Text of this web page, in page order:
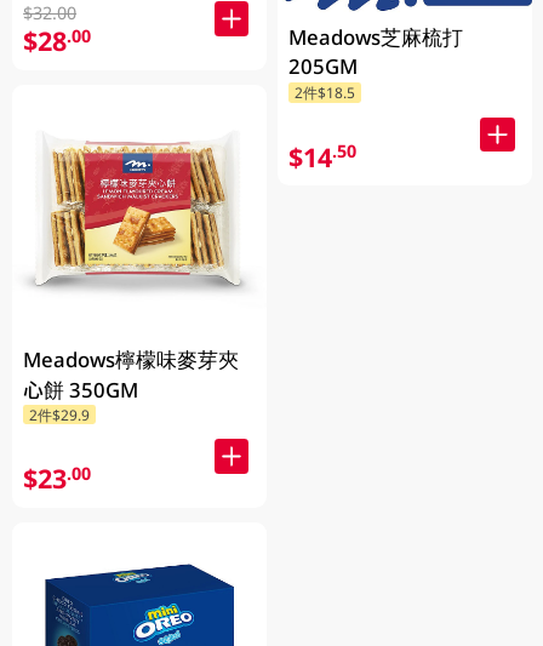
$32.00
$28.00
Meadows檸檬味麥芽夾
心餅 350GM
2件$29.9
$23.00
Meadows芝麻梳打
205GM
2件$18.5
$14.50